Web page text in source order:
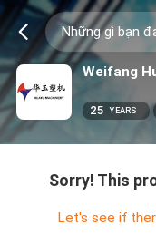
Weifang
25 YEARS
Sorry! This
Let's see if